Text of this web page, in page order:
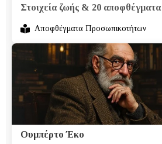
Στοιχεία ζωής & 20 αποφθέγματα
Αποφθέγματα Προσωπικοτήτων
Ουμπέρτο Έκο